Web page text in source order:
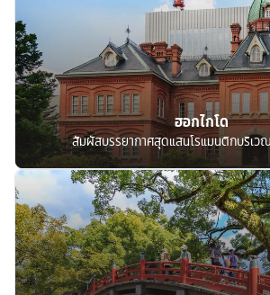
ฮอกไกโด
สัมผัสบรรยากาศสุดแสนโรแมนติกบริเว